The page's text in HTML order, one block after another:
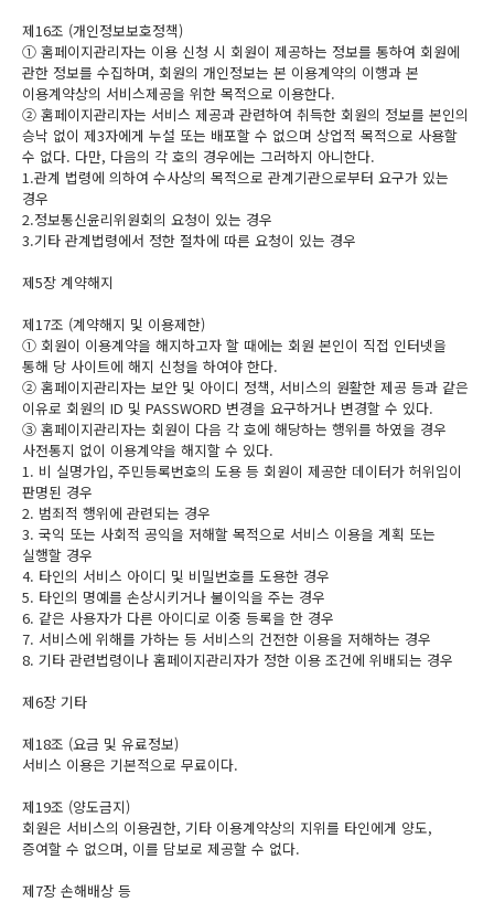
제16조 (개인정보보호정책)
① 홈페이지관리자는 이용 신청 시 회원이 제공하는 정보를 통하여 회원에
관한 정보를 수집하며, 회원의 개인정보는 본 이용계약의 이행과 본
이용계약상의 서비스제공을 위한 목적으로 이용한다.
② 홈페이지관리자는 서비스 제공과 관련하여 취득한 회원의 정보를 본인의
승낙 없이 제3자에게 누설 또는 배포할 수 없으며 상업적 목적으로 사용할
수 없다. 다만, 다음의 각 호의 경우에는 그러하지 아니한다.
1.관계 법령에 의하여 수사상의 목적으로 관계기관으로부터 요구가 있는
경우
2.정보통신윤리위원회의 요청이 있는 경우
3.기타 관계법령에서 정한 절차에 따른 요청이 있는 경우
제5장 계약해지
제17조 (계약해지 및 이용제한)
① 회원이 이용계약을 해지하고자 할 때에는 회원 본인이 직접 인터넷을
통해 당 사이트에 해지 신청을 하여야 한다.
② 홈페이지관리자는 보안 및 아이디 정책, 서비스의 원활한 제공 등과 같은
이유로 회원의 ID 및 PASSWORD 변경을 요구하거나 변경할 수 있다.
③ 홈페이지관리자는 회원이 다음 각 호에 해당하는 행위를 하였을 경우
사전통지 없이 이용계약을 해지할 수 있다.
1. 비 실명가입, 주민등록번호의 도용 등 회원이 제공한 데이터가 허위임이
판명된 경우
2. 범죄적 행위에 관련되는 경우
3. 국익 또는 사회적 공익을 저해할 목적으로 서비스 이용을 계획 또는
실행할 경우
4. 타인의 서비스 아이디 및 비밀번호를 도용한 경우
5. 타인의 명예를 손상시키거나 불이익을 주는 경우
6. 같은 사용자가 다른 아이디로 이중 등록을 한 경우
7. 서비스에 위해를 가하는 등 서비스의 건전한 이용을 저해하는 경우
8. 기타 관련법령이나 홈페이지관리자가 정한 이용 조건에 위배되는 경우
제6장 기타
제18조 (요금 및 유료정보)
서비스 이용은 기본적으로 무료이다.
제19조 (양도금지)
회원은 서비스의 이용권한, 기타 이용계약상의 지위를 타인에게 양도,
증여할 수 없으며, 이를 담보로 제공할 수 없다.
제7장 손해배상 등